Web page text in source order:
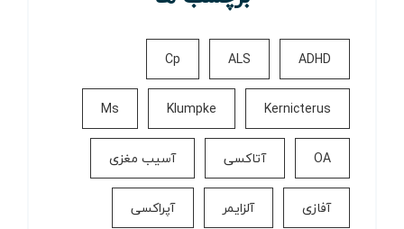
ADHD
ALS
Cp
Kernicterus
Klumpke
Ms
OA آتاکسی آسیب مغزی
آفازی آلزایمر آپراکسی